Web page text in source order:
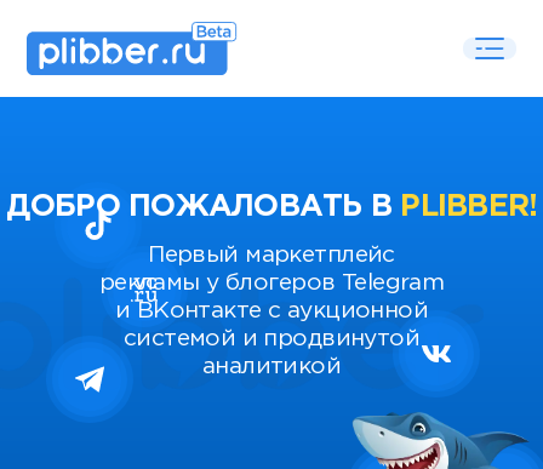
ДОБРО ПОЖАЛОВАТЬ В PLIBBER!
Первый маркетплейс
рекламы у блогеров Telegram
и ВКонтакте с аукционной
системой и продвинутой
аналитикой